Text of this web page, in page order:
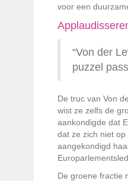
voor een
“Von der
puzzel
De truc van Von
wist ze zelfs de
aankondigde dat
dat ze zich niet
aangekondigd
De groene fractie